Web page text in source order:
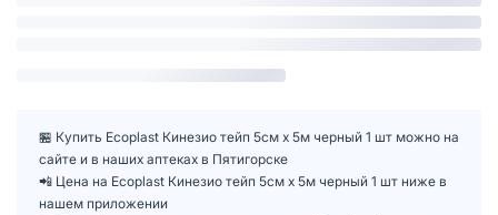
🏪 Купить Ecoplast Кинезио тейп 5см х 5м черный 1 шт можно на
сайте и в наших аптеках в Пятигорске
📲 Цена на Ecoplast Кинезио тейп 5см х 5м черный 1 шт ниже в
нашем приложении